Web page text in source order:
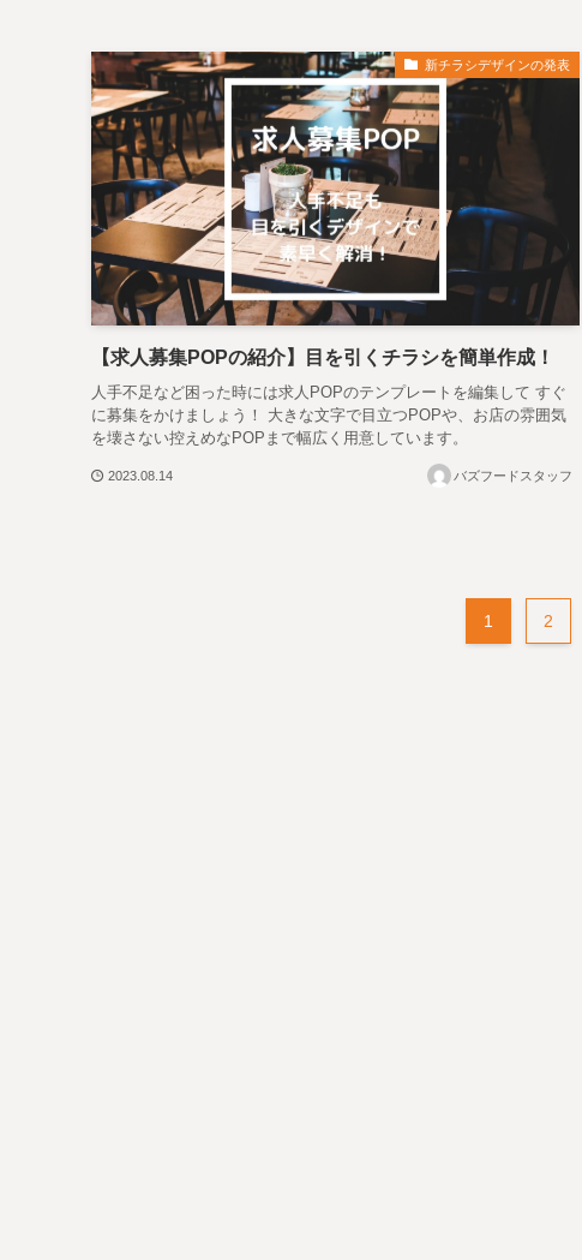
新チラシデザインの発表
【求人募集POPの紹介】目を引くチラシを簡単作成！
人手不足など困った時には求人POPのテンプレートを編集して すぐ
に募集をかけましょう！ 大きな文字で目立つPOPや、お店の雰囲気
を壊さない控えめなPOPまで幅広く用意しています。
2023.08.14 バズフードスタッフ
1 2